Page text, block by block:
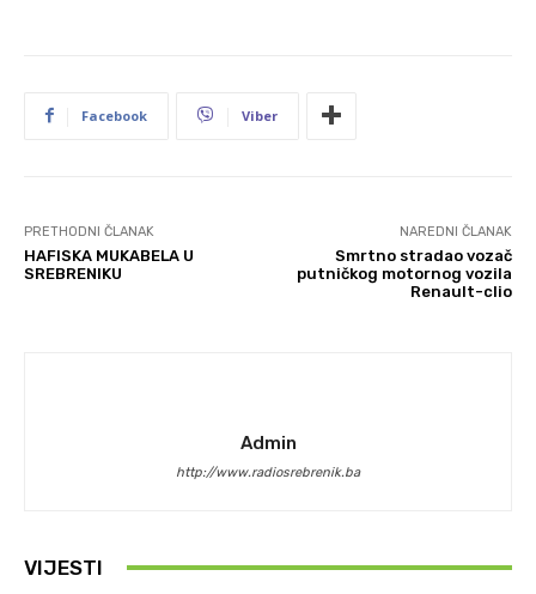
Facebook Viber
PRETHODNI ČLANAK
HAFISKA MUKABELA U
SREBRENIKU
NAREDNI ČLANAK
Smrtno stradao vozač
putničkog motornog vozila
Renault-clio
Admin
http://www.radiosrebrenik.ba
VIJESTI